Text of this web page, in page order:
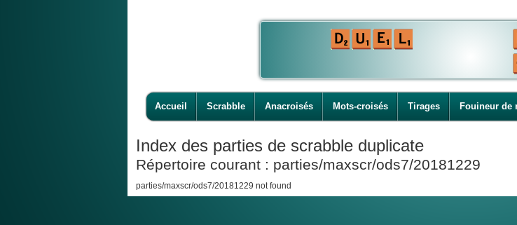
Accueil Scrabble Anacroisés Mots-croisés Tirages Fouineur de
Index des parties de scrabble duplicate
Répertoire courant : parties/maxscr/ods7/20181229
parties/maxscr/ods7/20181229 not found